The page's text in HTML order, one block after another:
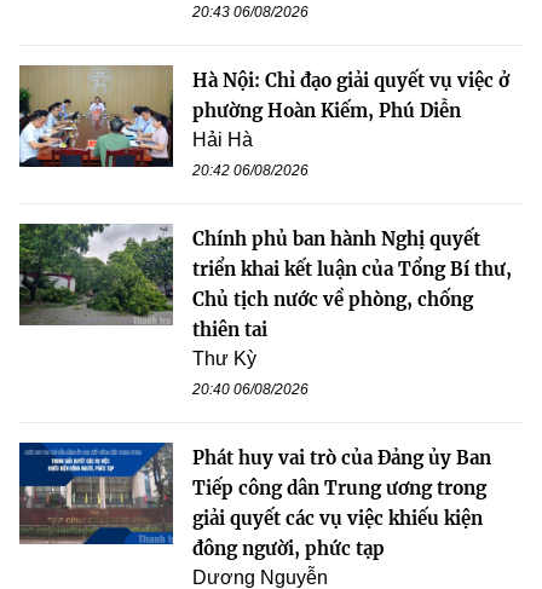
20:43 06/08/2026
Hà Nội: Chỉ đạo giải quyết vụ việc ở
phường Hoàn Kiếm, Phú Diễn
Hải Hà
20:42 06/08/2026
Chính phủ ban hành Nghị quyết
triển khai kết luận của Tổng Bí thư,
Chủ tịch nước về phòng, chống
thiên tai
Thư Kỳ
20:40 06/08/2026
Phát huy vai trò của Đảng ủy Ban
Tiếp công dân Trung ương trong
giải quyết các vụ việc khiếu kiện
đông người, phức tạp
Dương Nguyễn